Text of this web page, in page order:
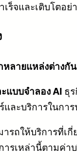
ร็จและเติบโตอย่
หลายแหล่งต่าง
แบบจำลอง AI ธุ
ละบริการในกา
ารถให้บริการที่เ
ารเหล่านี้ตามค่